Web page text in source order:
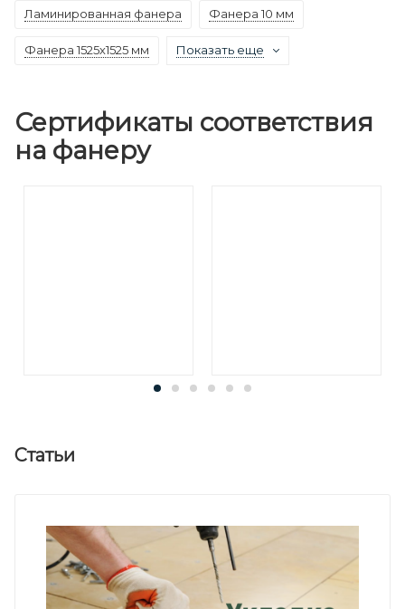
Ламинированная фанера Фанера 10 мм
Фанера 1525х1525 мм Показать еще
Сертификаты соответствия
на фанеру
Статьи